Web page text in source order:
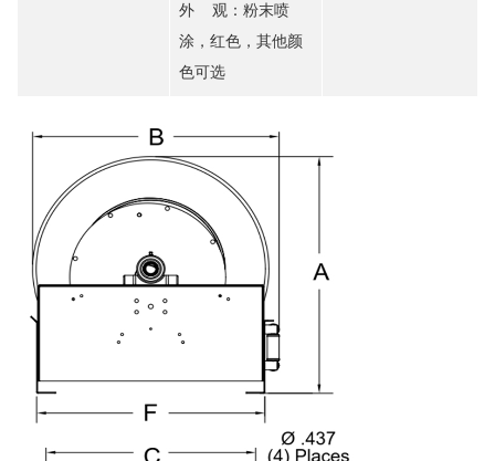
外 观：粉末喷
涂，红色，其他颜
色可选